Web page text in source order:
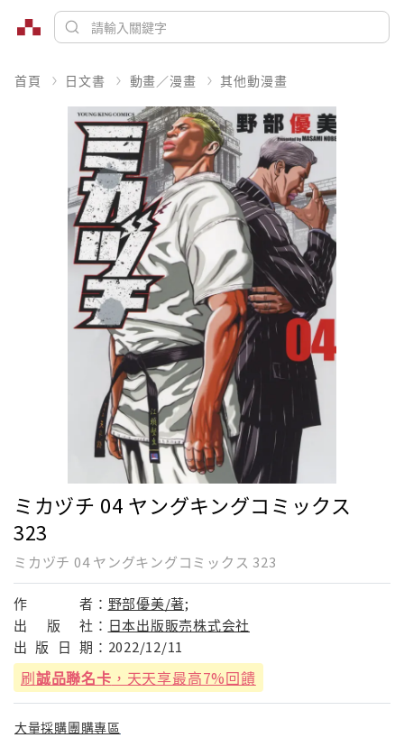
首頁 日文書 動畫／漫畫 其他動漫畫
ミカヅチ 04 ヤングキングコミックス
323
ミカヅチ 04 ヤングキングコミックス 323
作 者： 野部優美/著;
出
版 社： 日本出版販売株式会社
出 版 日 期： 2022/12/11
刷誠品聯名卡 ，天天享最高7%回饋
大量採購團購專區